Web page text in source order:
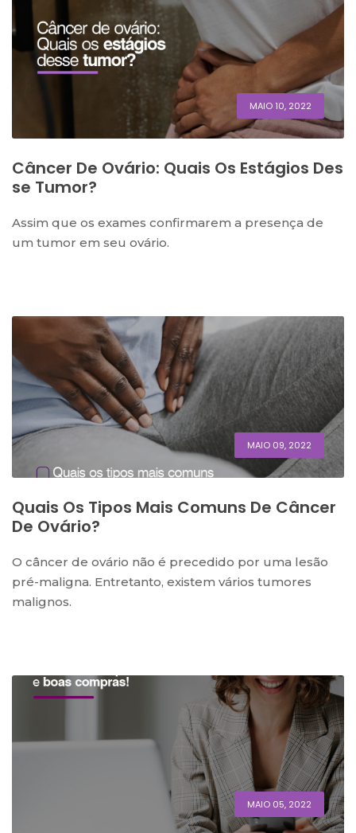
MAIO 10, 2022
Câncer De Ovário: Quais Os Estágios Des
Se Tumor?
Assim que os exames confirmarem a presença de
um tumor em seu ovário.
MAIO 09, 2022
Quais Os Tipos Mais Comuns De Câncer
De Ovário?
O câncer de ovário não é precedido por uma lesão
pré-maligna. Entretanto, existem vários tumores
malignos.
MAIO 05, 2022